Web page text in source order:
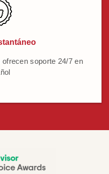
soporte 24/7 en